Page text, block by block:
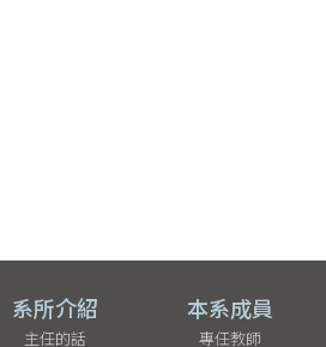
系所介紹
主任的話
本系成員
專任教師